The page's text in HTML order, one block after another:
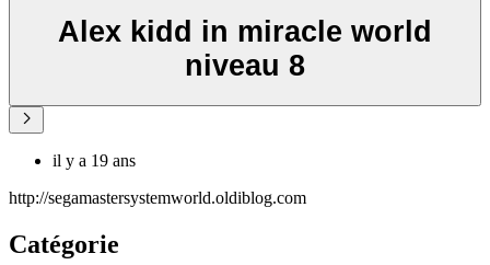
Alex kidd in miracle world
niveau 8
il y a 19 ans
http://segamastersystemworld.oldiblog.com
Catégorie